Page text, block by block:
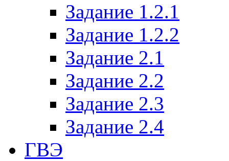
Задание 1.2.1
Задание 1.2.2
Задание 2.1
Задание 2.2
Задание 2.3
Задание 2.4
ГВЭ